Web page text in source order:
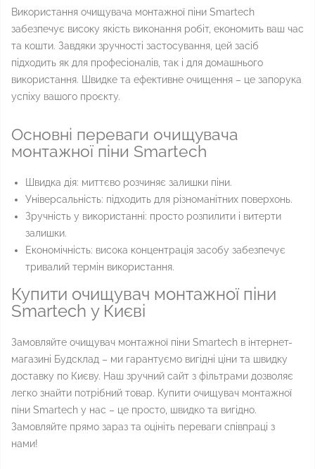
Використання очищувача монтажної піни Smartech
забезпечує високу якість виконання робіт, економить ваш час
та кошти. Завдяки зручності застосування, цей засіб
підходить як для професіоналів, так і для домашнього
використання. Швидке та ефективне очищення – це запорука
успіху вашого проєкту.
Основні переваги очищувача
монтажної піни Smartech
Швидка дія: миттєво розчиняє залишки піни.
Універсальність: підходить для різноманітних поверхонь.
Зручність у використанні: просто розпилити і витерти
залишки.
Економічність: висока концентрація засобу забезпечує
тривалий термін використання.
Купити очищувач монтажної піни
Smartech у Києві
Замовляйте очищувач монтажної піни Smartech в інтернет-
магазині Будсклад – ми гарантуємо вигідні ціни та швидку
доставку по Києву. Наш зручний сайт з фільтрами дозволяє
легко знайти потрібний товар. Купити очищувач монтажної
піни Smartech у нас – це просто, швидко та вигідно.
Замовляйте прямо зараз та оцініть переваги співпраці з
нами!